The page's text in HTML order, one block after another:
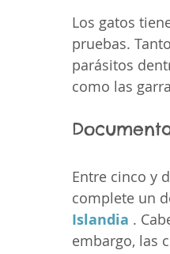
Los gatos
pruebas.
parásitos
como las
Entre cinco y
complete un
Islandia .
embargo, las